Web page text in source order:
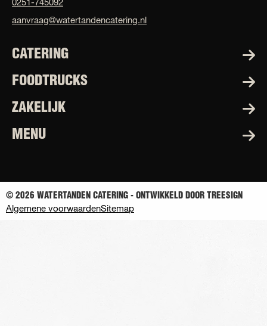
aanvraag@watertandencatering.nl
CATERING
FOODTRUCKS
ZAKELIJK
MENU
© 2026 WATERTANDEN CATERING - ONTWIKKELD DOOR TREESIGN
Algemene voorwaardenSitemap